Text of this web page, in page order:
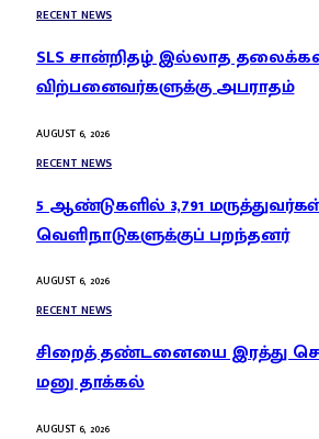
RECENT NEWS
SLS சான்றிதழ் இல்லாத
விற்பனைவர்களுக்கு அபராதம்
AUGUST 6, 2026
RECENT NEWS
5 ஆண்டுகளில் 3,791
வெளிநாடுகளுக்குப் பறந்தனர்
AUGUST 6, 2026
RECENT NEWS
சிறைத் தண்டனையை இரத்து
மனு தாக்கல்
AUGUST 6, 2026